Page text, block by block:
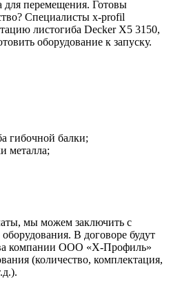
для перемещения. Готовы
Специалисты x-profil
листогиба Decker X5 3150,
оборудование к запуску.
гибочной балки;
металла;
мы можем заключить с
В договоре будут
компании ООО «Х-Профиль»
(количество, комплектация,